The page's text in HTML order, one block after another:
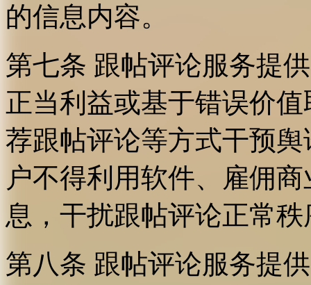
的信息内容。
第七条 跟帖评论服务提
正当利益或基于错误价
荐跟帖评论等方式干预
户不得利用软件、雇佣
息，干扰跟帖评论正常
第八条 跟帖评论服务提